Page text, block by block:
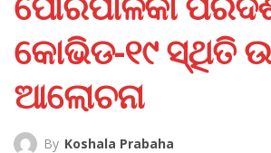
କୋଭିଡ-୧୯ ସ୍ଥିତି
ଆଲୋଚନା
By Koshala Prabaha